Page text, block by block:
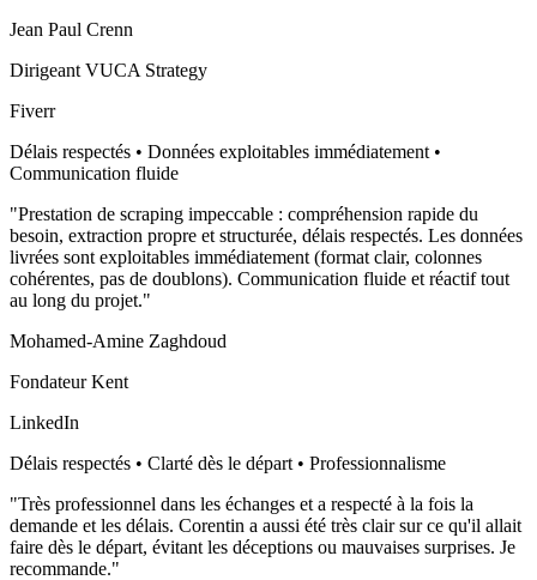
Jean Paul Crenn
Dirigeant VUCA Strategy
Fiverr
Délais respectés • Données exploitables immédiatement •
Communication fluide
"Prestation de scraping impeccable : compréhension rapide du
besoin, extraction propre et structurée, délais respectés. Les données
livrées sont exploitables immédiatement (format clair, colonnes
cohérentes, pas de doublons). Communication fluide et réactif tout
au long du projet."
Mohamed-Amine Zaghdoud
Fondateur Kent
LinkedIn
Délais respectés • Clarté dès le départ • Professionnalisme
"Très professionnel dans les échanges et a respecté à la fois la
demande et les délais. Corentin a aussi été très clair sur ce qu'il allait
faire dès le départ, évitant les déceptions ou mauvaises surprises. Je
recommande."